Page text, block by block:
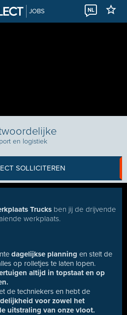
JOBS NL
en logistiek
SOLLICITEREN
Trucks ben jij de drijvende
werkplaats.
dagelijkse planning en stelt de
op rolletjes te laten lopen.
altijd in topstaat en op
de techniekers en hebt de
voor zowel het
uitstraling van onze vloot.